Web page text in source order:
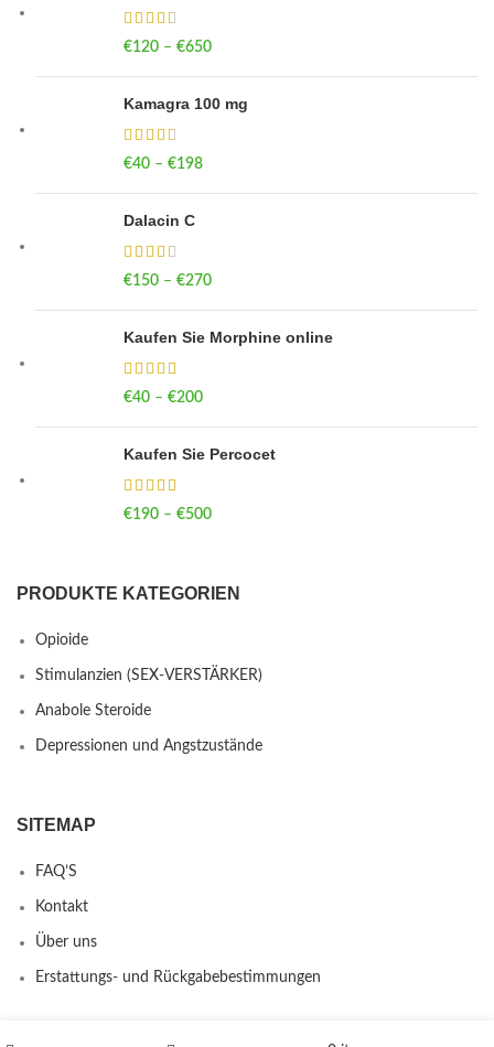
€120 – €650
Kamagra 100 mg
€40 – €198
Dalacin C
€150 – €270
Kaufen Sie Morphine online
€40 – €200
Kaufen Sie Percocet
€190 – €500
PRODUKTE KATEGORIEN
Opioide
Stimulanzien (SEX-VERSTÄRKER)
Anabole Steroide
Depressionen und Angstzustände
SITEMAP
FAQ’S
Kontakt
Über uns
Erstattungs- und Rückgabebestimmungen